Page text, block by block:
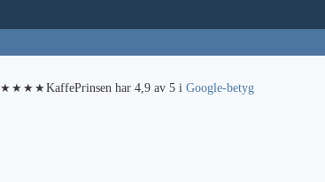
KaffePrinsen har 4,9 av 5 i Google-betyg